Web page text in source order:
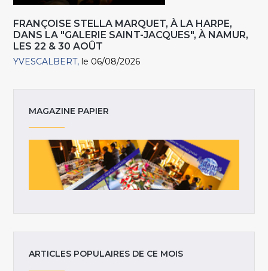
FRANÇOISE STELLA MARQUET, À LA HARPE,
DANS LA "GALERIE SAINT-JACQUES", À NAMUR,
LES 22 & 30 AOÛT
YVESCALBERT le 06/08/2026
MAGAZINE PAPIER
ARTICLES POPULAIRES DE CE MOIS